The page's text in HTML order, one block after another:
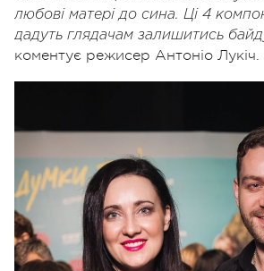
любові матері до сина. Ці 4
дадуть глядачам залишитись
коментує режисер Антоніо Лукіч.